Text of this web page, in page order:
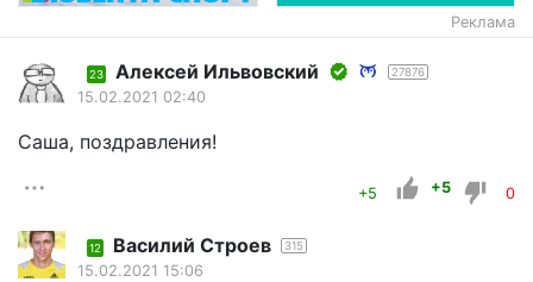
Реклама
23 Алексей Ильвовский 27876
15.02.2021 02:40
Саша, поздравления!
+5 +5 0
12 Василий Строев 315
15.02.2021 15:06